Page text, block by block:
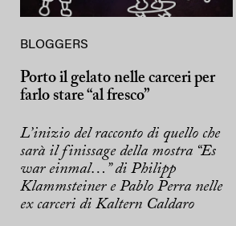
BLOGGERS
Porto il gelato nelle carceri per
farlo stare “al fresco”
L’inizio del racconto di quello che
sarà il finissage della mostra “Es
war einmal…” di Philipp
Klammsteiner e Pablo Perra nelle
ex carceri di Kaltern Caldaro